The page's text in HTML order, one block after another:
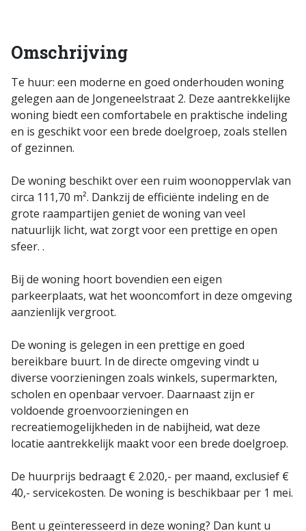
Omschrijving
Te huur: een moderne en goed onderhouden woning
gelegen aan de Jongeneelstraat 2. Deze aantrekkelijke
woning biedt een comfortabele en praktische indeling
en is geschikt voor een brede doelgroep, zoals stellen
of gezinnen.
De woning beschikt over een ruim woonoppervlak van
circa 111,70 m². Dankzij de efficiënte indeling en de
grote raampartijen geniet de woning van veel
natuurlijk licht, wat zorgt voor een prettige en open
sfeer. .
Bij de woning hoort bovendien een eigen
parkeerplaats, wat het wooncomfort in deze omgeving
aanzienlijk vergroot.
De woning is gelegen in een prettige en goed
bereikbare buurt. In de directe omgeving vindt u
diverse voorzieningen zoals winkels, supermarkten,
scholen en openbaar vervoer. Daarnaast zijn er
voldoende groenvoorzieningen en
recreatiemogelijkheden in de nabijheid, wat deze
locatie aantrekkelijk maakt voor een brede doelgroep.
De huurprijs bedraagt € 2.020,- per maand, exclusief €
40,- servicekosten. De woning is beschikbaar per 1 mei.
Bent u geïnteresseerd in deze woning? Dan kunt u